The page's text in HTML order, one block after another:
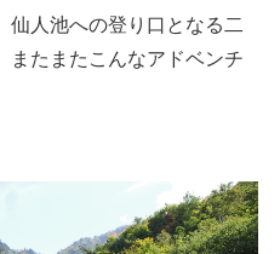
人池への登り口となる二
またまたこんなアドベンチ